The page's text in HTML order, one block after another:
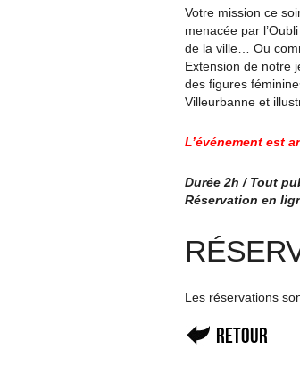
Votre mission ce
menacée par
de la ville… Ou
Extension de notre
des figures
Villeurbanne et
L’événement est
Durée 2h / Tout
Réservation en
Les réservations
Retour